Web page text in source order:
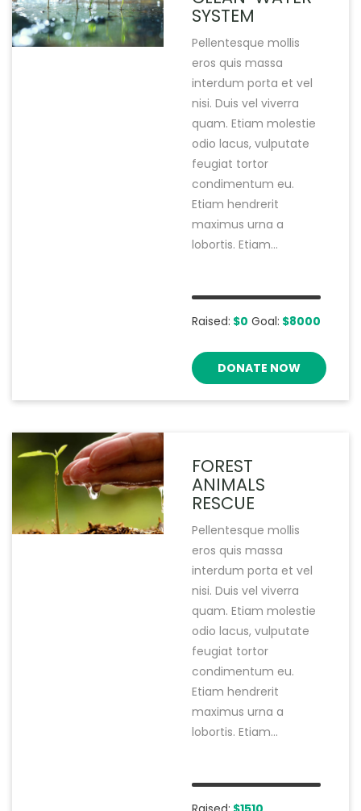
SYSTEM
Pellentesque mollis
eros quis massa
interdum porta et vel
nisi. Duis vel viverra
quam. Etiam molestie
odio lacus, vulputate
feugiat tortor
condimentum eu.
Etiam hendrerit
maximus urna a
lobortis. Etiam...
Raised: $0 Goal: $8000
DONATE NOW
FOREST
ANIMALS
RESCUE
Pellentesque mollis
eros quis massa
interdum porta et vel
nisi. Duis vel viverra
quam. Etiam molestie
odio lacus, vulputate
feugiat tortor
condimentum eu.
Etiam hendrerit
maximus urna a
lobortis. Etiam...